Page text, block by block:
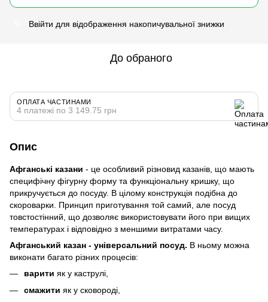
Ввійти для відображення накопичувальної знижки
До обраного
ОПЛАТА ЧАСТИНАМИ
4 платежі по 3 149.75 грн
Опис
Афганські казани - це особливий різновид казанів, що мають
специфічну фігурну форму та функціональну кришку, що
прикручується до посуду. В цілому конструкція подібна до
скороварки. Принцип приготування той самий, але посуд
товстостінний, що дозволяє використовувати його при вищих
температурах і відповідно з меншими витратами часу.
Афганський казан - універсальний посуд. В ньому можна
виконати багато різних процесів:
варити як у каструлі,
смажити як у сковороді,